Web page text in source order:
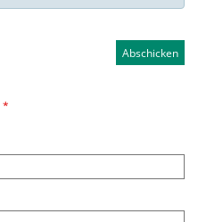
Abschicken
*